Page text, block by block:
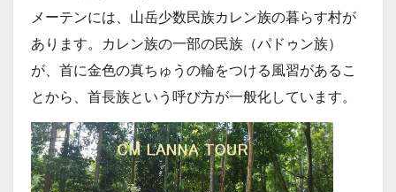
メーテンには、山岳少数民族カレン族の暮らす村が
あります。カレン族の一部の民族（パドゥン族）
が、首に金色の真ちゅうの輪をつける風習があるこ
とから、首長族という呼び方が一般化しています。